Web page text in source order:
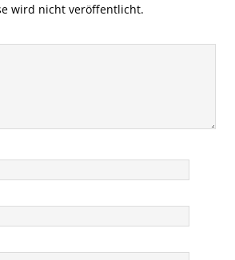
wird nicht veröffentlicht.